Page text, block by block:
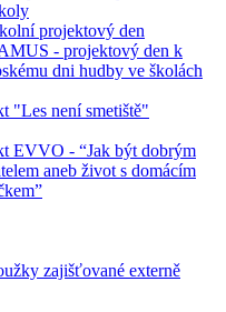
projektový den
- projektový den k
dni hudby ve školách
"Les není smetiště"
EVVO - “Jak být dobrým
aneb život s domácím
zajišťované externě